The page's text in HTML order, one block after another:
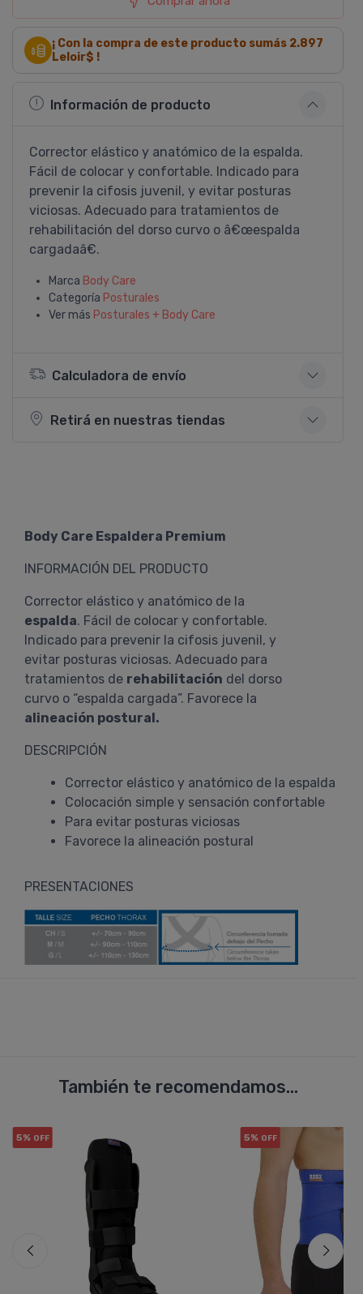
¡ Con la compra de este producto sumás 2.897
Leloir$ !
Información de producto
Corrector elástico y anatómico de la espalda.
Fácil de colocar y confortable. Indicado para
prevenir la cifosis juvenil, y evitar posturas
viciosas. Adecuado para tratamientos de
rehabilitación del dorso curvo o â€œespalda
cargadaâ€.
Marca Body Care
Categoría Posturales
Ver más Posturales + Body Care
Calculadora de envío
Retirá en nuestras tiendas
Body Care Espaldera Premium
INFORMACIÓN DEL PRODUCTO
Corrector elástico y anatómico de la
espalda. Fácil de colocar y confortable.
Indicado para prevenir la cifosis juvenil, y
evitar posturas viciosas. Adecuado para
tratamientos de rehabilitación del dorso
curvo o “espalda cargada”. Favorece la
alineación postural.
DESCRIPCIÓN
Corrector elástico y anatómico de la espalda
Colocación simple y sensación confortable
Para evitar posturas viciosas
Favorece la alineación postural
PRESENTACIONES
También te recomendamos...
5% OFF 5% OFF